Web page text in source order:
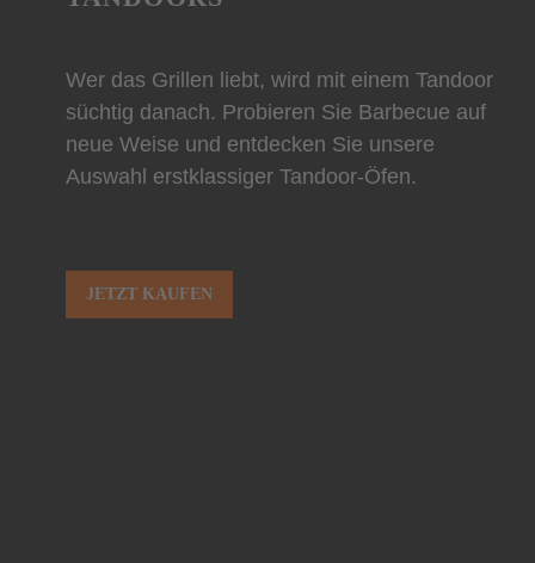
Wer das Grillen liebt, wird mit einem Tandoor
süchtig danach. Probieren Sie Barbecue auf
neue Weise und entdecken Sie unsere
Auswahl erstklassiger Tandoor-Öfen.
JETZT KAUFEN